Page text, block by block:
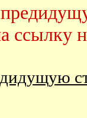
ссылку